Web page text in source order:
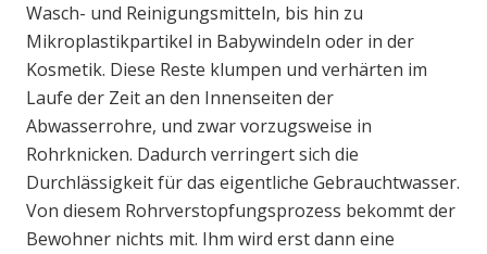
Wasch- und Reinigungsmitteln, bis hin zu
Mikroplastikpartikel in Babywindeln oder in der
Kosmetik. Diese Reste klumpen und verhärten im
Laufe der Zeit an den Innenseiten der
Abwasserrohre, und zwar vorzugsweise in
Rohrknicken. Dadurch verringert sich die
Durchlässigkeit für das eigentliche Gebrauchtwasser.
Von diesem Rohrverstopfungsprozess bekommt der
Bewohner nichts mit. Ihm wird erst dann eine